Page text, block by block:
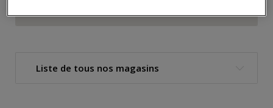
Liste de tous nos magasins